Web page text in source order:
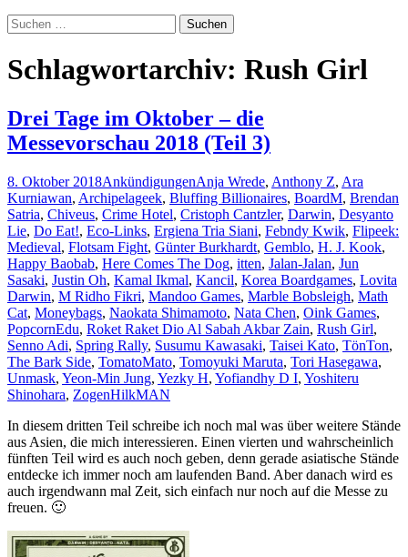
Suchen
nach:
Schlagwortarchiv: Rush Girl
Drei Tage im Oktober – die
Messevorschau 2018 (Teil 3)
8. Oktober 2018AnkündigungenAnja Wrede, Anthony Z, Ara
Kurniawan, Archipelageek, Bluffing Billionaires, BoardM, Brendan
Satria, Chiveus, Crime Hotel, Cristoph Cantzler, Darwin, Desyanto
Lie, Do Eat!, Eco-Links, Ergiena Tria Siani, Febndy Kwik, Flipeek:
Medieval, Flotsam Fight, Günter Burkhardt, Gemblo, H. J. Kook,
Happy Baobab, Here Comes The Dog, itten, Jalan-Jalan, Jun
Sasaki, Justin Oh, Kamal Ikmal, Kancil, Korea Boardgames, Lovita
Darwin, M Ridho Fikri, Mandoo Games, Marble Bobsleigh, Math
Cat, Moneybags, Naokata Shimamoto, Nata Chen, Oink Games,
PopcornEdu, Roket Raket Dio Al Sabah Akbar Zain, Rush Girl,
Senno Adi, Spring Rally, Susumu Kawasaki, Taisei Kato, TönTon,
The Bark Side, TomatoMato, Tomoyuki Maruta, Tori Hasegawa,
Unmask, Yeon-Min Jung, Yezky H, Yofiandhy D I, Yoshiteru
Shinohara, ZogenHilkMAN
In diesem dritten Teil schreibe ich noch mal was über weitere Stände
aus Asien, die mich interessieren. Einen vierten und wahrscheinlich
fünften Teil wird es auch noch geben, denn gerade asiatische Stände
entdecke ich immer noch am laufenden Band. Aber danach wird es
auch irgendwann mal Zeit, sich einfach nur noch auf die Messe zu
freuen. 🙂